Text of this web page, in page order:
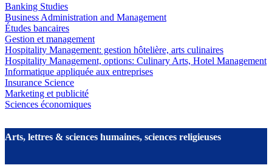
Banking Studies
Business Administration and Management
Études bancaires
Gestion et management
Hospitality Management: gestion hôtelière, arts culinaires
Hospitality Management, options: Culinary Arts, Hotel Management
Informatique appliquée aux entreprises
Insurance Science
Marketing et publicité
Sciences économiques
Arts, lettres & sciences humaines, sciences religieuses